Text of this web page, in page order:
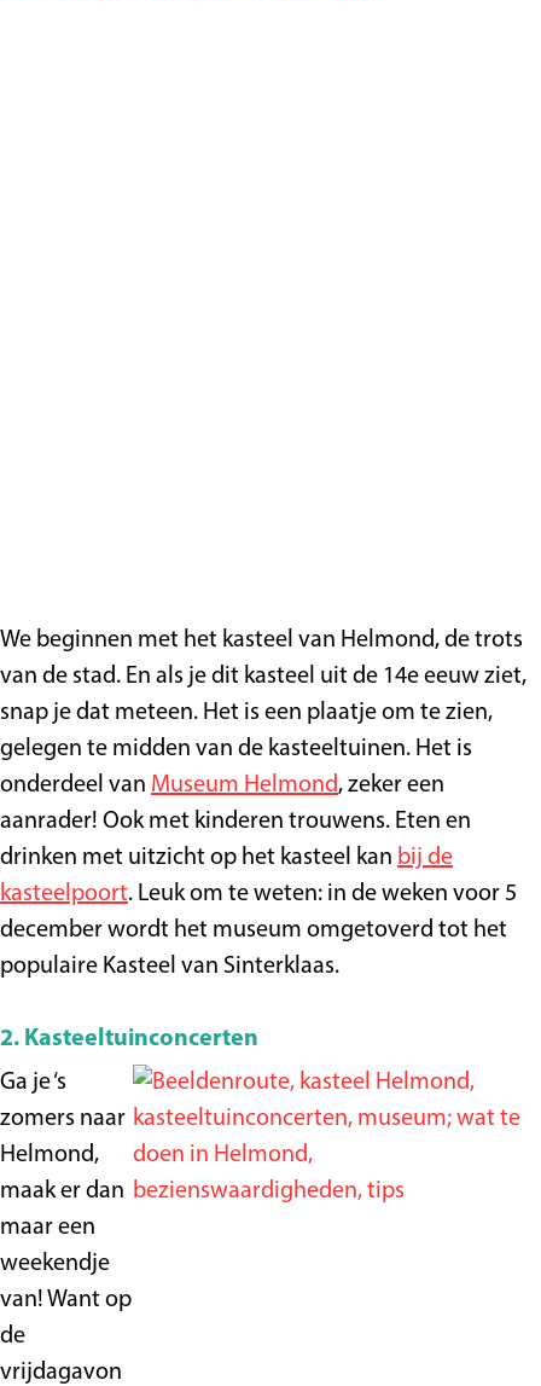
We beginnen met het kasteel van Helmond, de trots
van de stad. En als je dit kasteel uit de 14e eeuw ziet,
snap je dat meteen. Het is een plaatje om te zien,
gelegen te midden van de kasteeltuinen. Het is
onderdeel van Museum Helmond, zeker een
aanrader! Ook met kinderen trouwens. Eten en
drinken met uitzicht op het kasteel kan bij de
kasteelpoort. Leuk om te weten: in de weken voor 5
december wordt het museum omgetoverd tot het
populaire Kasteel van Sinterklaas.
2. Kasteeltuinconcerten
Ga je ‘s
zomers naar
Helmond,
maak er dan
maar een
weekendje
van! Want op
de
vrijdagavon